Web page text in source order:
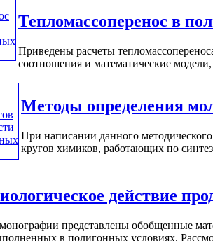
Тепломассоперенос в
Приведены расчеты
соотношения и математические
Методы определения
При написании данного
кругов химиков, работающих по
действие
представлены обобщенные
в полигонных условиях.